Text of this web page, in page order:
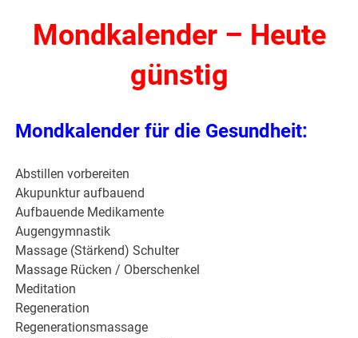
Mondkalender – Heute
günstig
Mondkalender für die Gesundheit:
Abstillen vorbereiten
Akupunktur aufbauend
Aufbauende Medikamente
Augengymnastik
Massage (Stärkend) Schulter
Massage Rücken / Oberschenkel
Meditation
Regeneration
Regenerationsmassage